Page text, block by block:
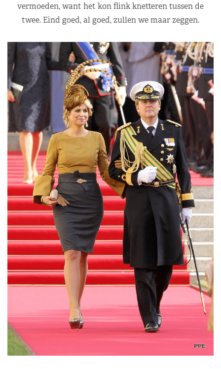
vermoeden, want het kon flink knetteren tussen de
twee. Eind goed, al goed, zullen we maar zeggen.